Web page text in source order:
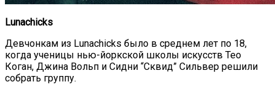
Lunachicks
Девчонкам из Lunachiсks было в среднем лет по 18,
когда ученицы нью-йоркской школы искусств Тео
Коган, Джина Вольп и Сидни “Сквид” Сильвер решили
собрать группу.